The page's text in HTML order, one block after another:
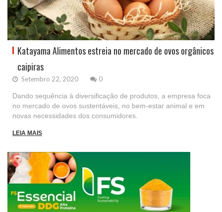
Katayama Alimentos estreia no mercado de ovos orgânicos
caipiras
Setembro 22, 2020 0
Dando sequência à diversificação de produtos, a empresa foca
no mercado de ovos sustentáveis, no bem-estar animal e em
novas necessidades dos consumidores.
LEIA MAIS